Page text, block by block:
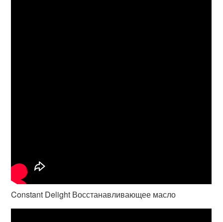
Constant Delight Восстанавливающее масло